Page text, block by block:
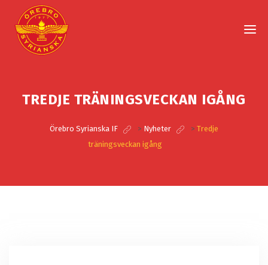
TREDJE TRÄNINGSVECKAN IGÅNG
Örebro Syrianska IF > Nyheter > Tredje
träningsveckan igång